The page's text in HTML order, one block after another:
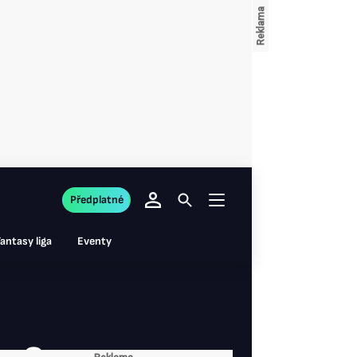
liga Eventy
Předplatné